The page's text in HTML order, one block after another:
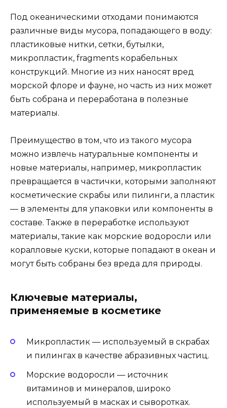
Под океаническими отходами понимаются
различные виды мусора, попадающего в воду:
пластиковые нитки, сетки, бутылки,
микропластик, fragments корабельных
конструкций. Многие из них наносят вред
морской флоре и фауне, но часть из них может
быть собрана и переработана в полезные
материалы.
Преимущество в том, что из такого мусора
можно извлечь натуральные компоненты и
новые материалы, например, микропластик
превращается в частички, которыми заполняют
косметические скрабы или пилинги, а пластик
— в элементы для упаковки или компоненты в
составе. Также в переработке используют
материалы, такие как морские водоросли или
коралловые куски, которые попадают в океан и
могут быть собраны без вреда для природы.
Ключевые материалы,
применяемые в косметике
Микропластик — используемый в скрабах
и пилингах в качестве абразивных частиц.
Морские водоросли — источник
витаминов и минералов, широко
используемый в масках и сыворотках.